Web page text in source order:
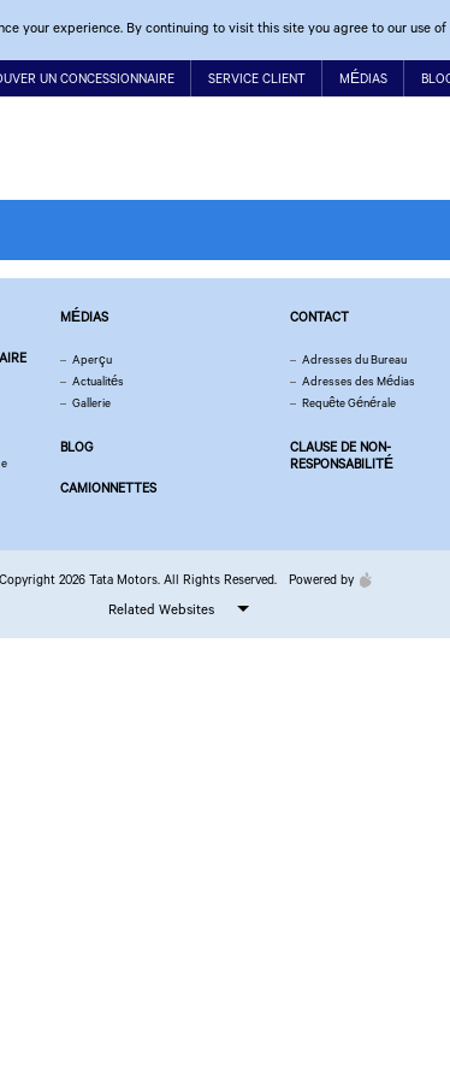
your experience. By continuing to visit this site you agree to our use of
UN CONCESSIONNAIRE SERVICE CLIENT MÉDIAS
MÉDIAS
Aperçu
Actualités
Gallerie
BLOG
CAMIONNETTES
CONTACT
Adresses du Bureau
Adresses des Médias
Requête Générale
CLAUSE DE NON-
RESPONSABILITÉ
2026 Tata Motors. All Rights Reserved. Powered by
Related Websites